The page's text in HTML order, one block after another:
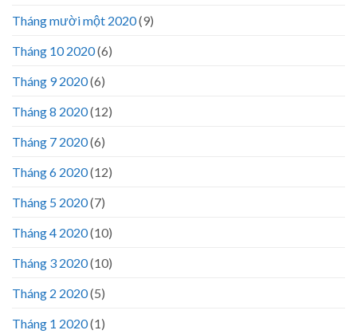
Tháng mười một 2020(9)
Tháng 10 2020(6)
Tháng 9 2020(6)
Tháng 8 2020(12)
Tháng 7 2020(6)
Tháng 6 2020(12)
Tháng 5 2020(7)
Tháng 4 2020(10)
Tháng 3 2020(10)
Tháng 2 2020(5)
Tháng 1 2020(1)